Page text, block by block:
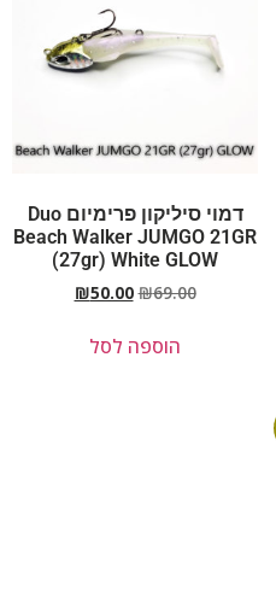
דמוי סיליקון פרימיום Duo
Beach Walker JUMGO 21GR
(27gr) White GLOW
₪69.00
₪50.00
הוספה לסל